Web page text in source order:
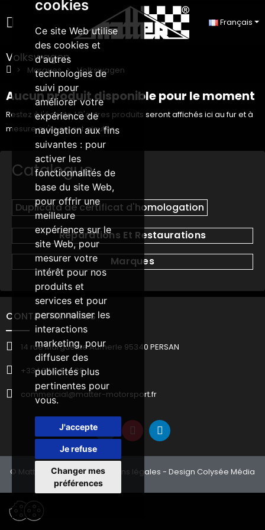
cookies
Ce site Web utilise
des cookies et
d'autres
technologies de
suivi pour
améliorer votre
expérience de
navigation aux fins
suivantes : pour
activer les
fonctionnalités de
base du site Web,
pour offrir une
meilleure
expérience sur le
site Web,pour
mesurer votre
intérêt pour nos
produits et
services et pour
personnaliser les
interactions
marketing,pour
diffuser des
publicités plus
pertinentes pour
vous.
J'accepte
Je refuse
Changer mes
préférences
Français
Volkswagen
Marques Volkswagen
Catalogue
Duplicata de certificat d'homologation
Réparations Et Restaurations
Marques
Aucun produit disponible pour le moment
Restez à l'écoute ! D'autres produits seront affichés ici au fur et à
mesure qu'ils seront ajoutés.
CONTACTEZ-NOUS
14 rue Marguerite Aumerle 95340 PERSAN
+33 1 34 04 14 28
commercial@matter-motorsport.fr
© Matter Motorsport -Mentions légales - Design Colysée Média